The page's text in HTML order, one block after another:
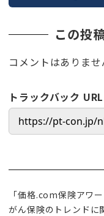
この投
コメントはありませ
トラックバック URL
「価格.com保険アワ
がん保険のトレンドに